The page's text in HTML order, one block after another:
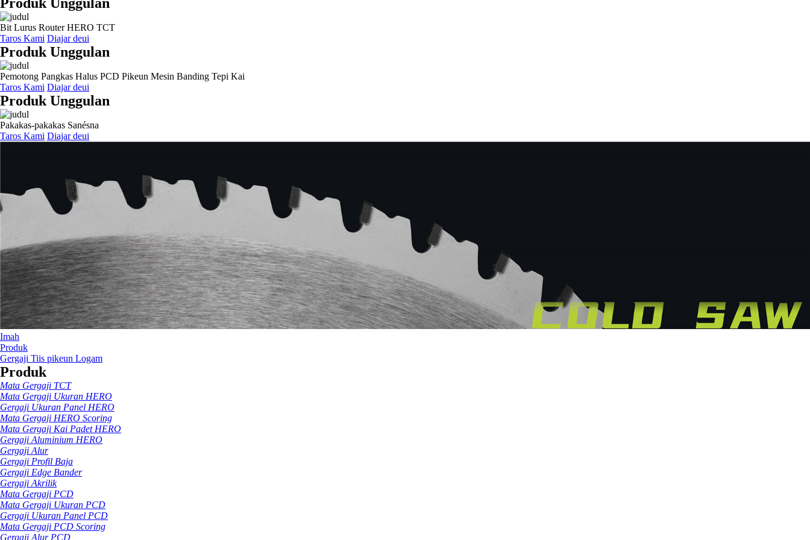
Bit Lurus Router HERO TCT
Taros Kami Diajar deui
Produk Unggulan
Pemotong Pangkas Halus PCD Pikeun Mesin Banding Tepi Kai
Taros Kami Diajar deui
Produk Unggulan
Pakakas-pakakas Sanésna
Taros Kami Diajar deui
Imah
Produk
Gergaji Tiis pikeun Logam
Produk
Mata Gergaji TCT
Mata Gergaji Ukuran HERO
Gergaji Ukuran Panel HERO
Mata Gergaji HERO Scoring
Mata Gergaji Kai Padet HERO
Gergaji Aluminium HERO
Gergaji Alur
Gergaji Profil Baja
Gergaji Edge Bander
Gergaji Akrilik
Mata Gergaji PCD
Mata Gergaji Ukuran PCD
Gergaji Ukuran Panel PCD
Mata Gergaji PCD Scoring
Gergaji Alur PCD